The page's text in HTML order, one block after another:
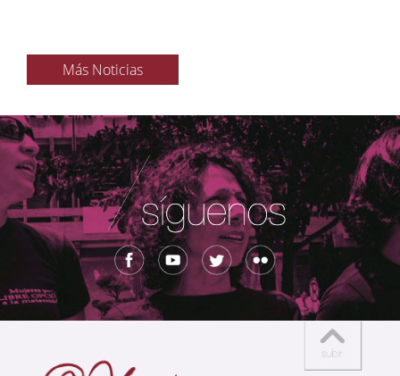
Más Noticias